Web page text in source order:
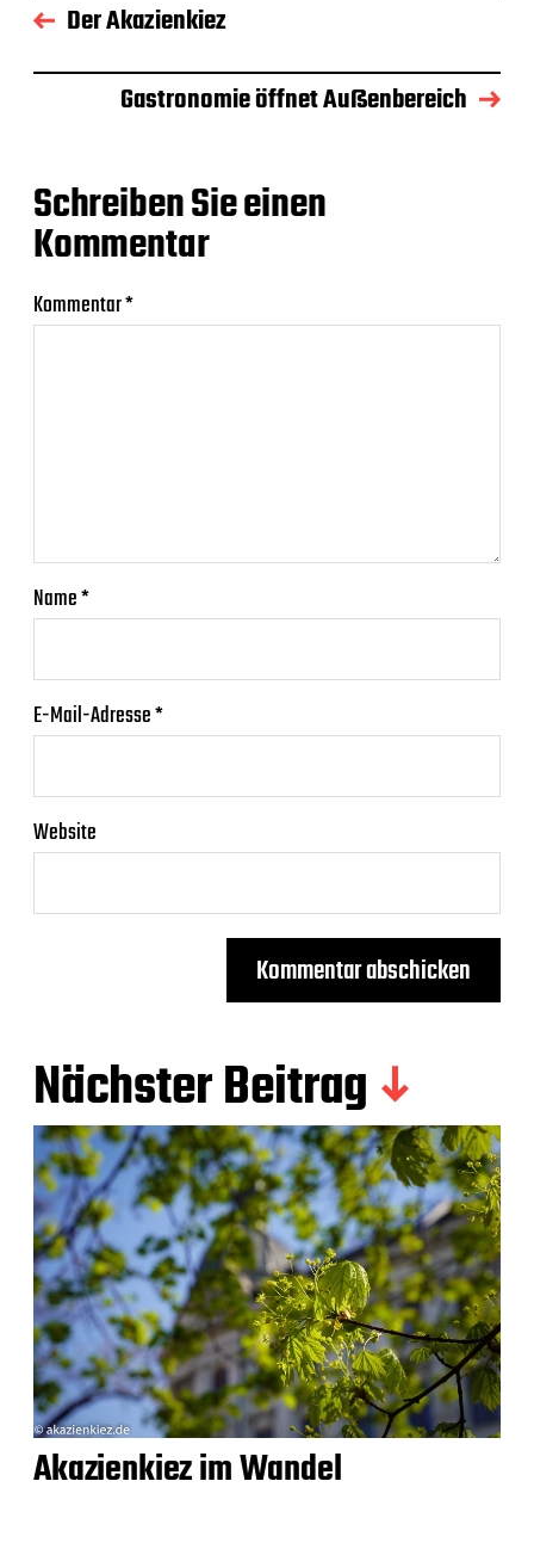
Der Akazienkiez
Gastronomie öffnet Außenbereich
Schreiben Sie einen
Kommentar
Kommentar*
Name*
E-Mail-Adresse*
Website
Nächster Beitrag
Akazienkiez im Wandel